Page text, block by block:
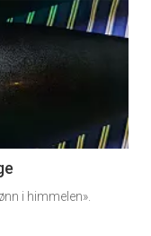
i himmelen».